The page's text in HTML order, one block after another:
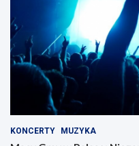
KONCERTY MUZYKA